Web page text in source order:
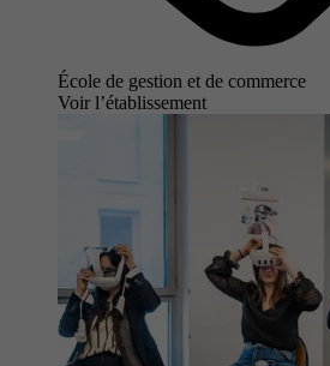
École de gestion et de commerce
Voir l’établissement